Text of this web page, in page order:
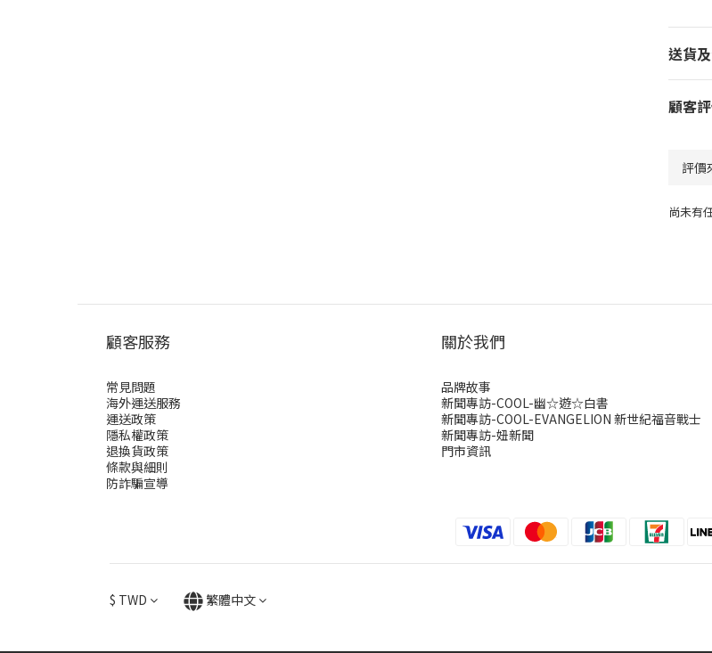
送貨
顧客
尚未有
顧客服務
常見問題
海外運送服務
運送政策
隱私權政策
退換貨政策
條款與細則
防詐騙宣導
關於我們
品牌故事
新聞專訪-COOL-幽☆遊☆白書
新聞專訪-COOL-EVANGELION 新世紀福音戰士
新聞專訪-妞新聞
門市資訊
$ TWD 繁體中文